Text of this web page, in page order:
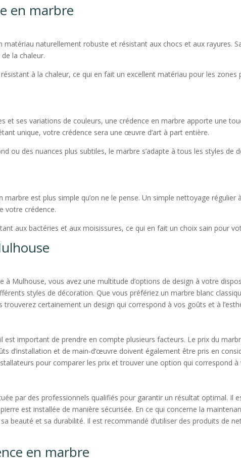
en marbre
naturellement robuste et résistant aux chocs et aux rayures.
la chaleur.
à la chaleur, ce qui en fait un excellent matériau pour les zones
et ses variations de couleurs, une crédence en marbre apporte une
unique, votre crédence sera une œuvre d’art à part entière.
ou des nuances plus subtiles, le marbre s’adapte à tous les styles de
est plus simple qu’on ne le pense. Un simple nettoyage régulier à
votre crédence.
aux bactéries et aux moisissures, ce qui en fait un choix sain pour
à Mulhouse, vous avez une multitude d’options de design à votre
styles de décoration. Que vous préfériez un marbre blanc
certainement un design qui correspond à vos goûts et à
est important de prendre en compte plusieurs facteurs. Le prix du
d’installation et de main-d’œuvre doivent également être pris en
pour comparer les prix et trouver une option qui correspond à
par des professionnels qualifiés pour garantir un résultat optimal. Il
est installée de manière sécurisée. En ce qui concerne la
beauté et sa durabilité. Il est recommandé d’utiliser des produits de
en marbre